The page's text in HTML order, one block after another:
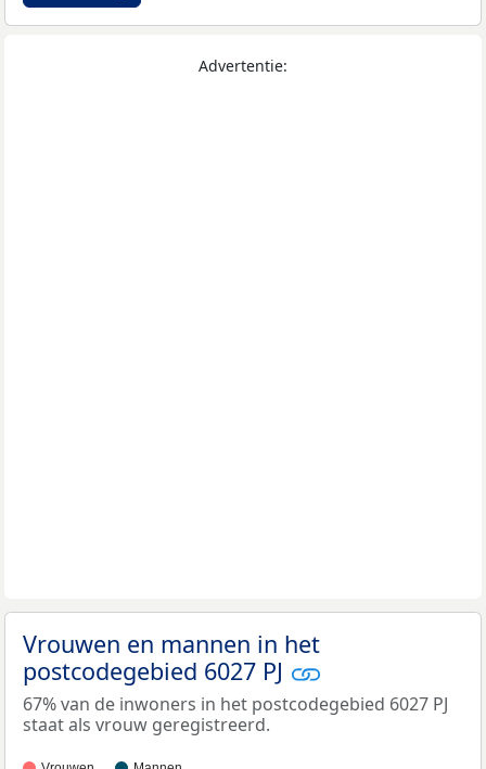
Advertentie:
Vrouwen en mannen in het
postcodegebied 6027 PJ
67% van de inwoners in het postcodegebied 6027 PJ
staat als vrouw geregistreerd.